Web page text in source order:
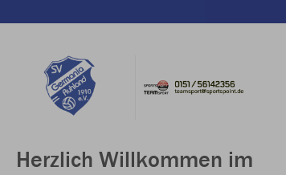
Herzlich Willkommen im